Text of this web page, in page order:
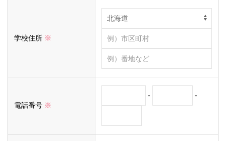
学校住所 ※
電話番号 ※
- -